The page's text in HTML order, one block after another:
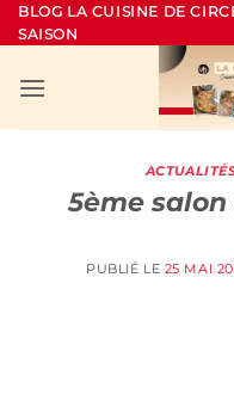
Passer
au
BLOG LA CUISINE DE
SAISON
5ème
PUBLIÉ LE 25 MAI